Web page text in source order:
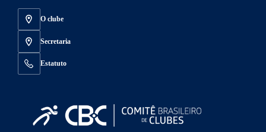
O clube
Secretaria
Estatuto